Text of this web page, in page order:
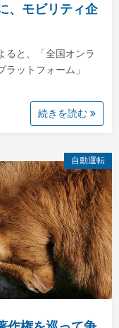
、モビリティ企
ると、「全国オンラ
ットフォーム」
続きを読む
自動運転